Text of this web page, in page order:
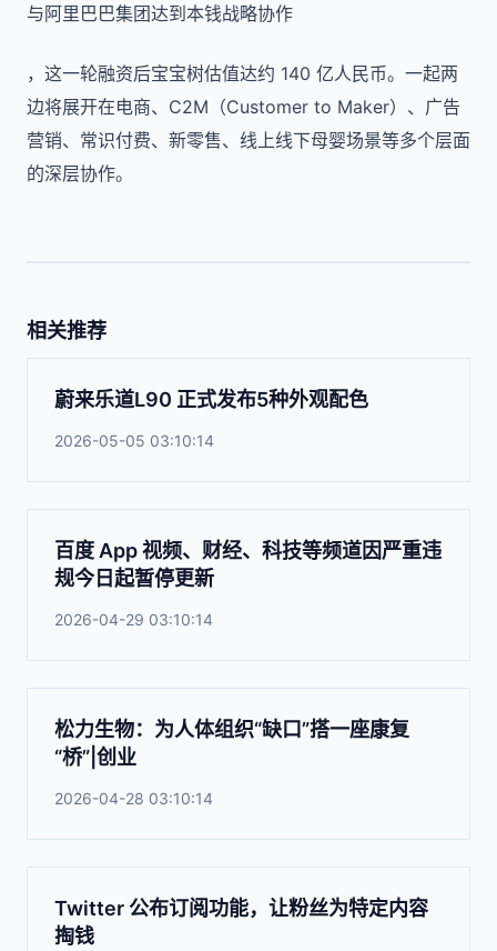
与阿里巴巴集团达到本钱战略协作
，这一轮融资后宝宝树估值达约 140 亿人民币。一起两
边将展开在电商、C2M（Customer to Maker）、广告
营销、常识付费、新零售、线上线下母婴场景等多个层面
的深层协作。
相关推荐
蔚来乐道L90 正式发布5种外观配色
2026-05-05 03:10:14
百度 App 视频、财经、科技等频道因严重违
规今日起暂停更新
2026-04-29 03:10:14
松力生物：为人体组织“缺口”搭一座康复
“桥”|创业
2026-04-28 03:10:14
Twitter 公布订阅功能，让粉丝为特定内容
掏钱